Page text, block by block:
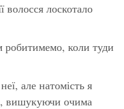
волосся лоскотало
коли туди
але натомість я
вишукуючи очима